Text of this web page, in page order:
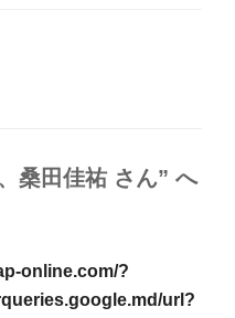
桑田佳祐 さん” へ
online.com/?
url?